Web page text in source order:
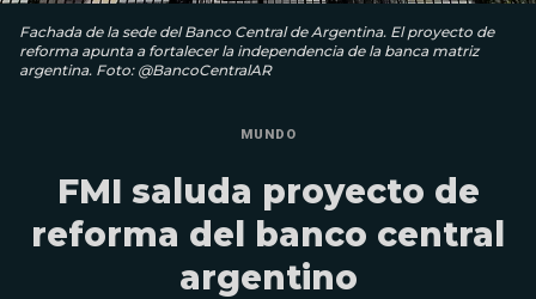
Fachada de la sede del Banco Central de Argentina. El proyecto de
reforma apunta a fortalecer la independencia de la banca matriz
argentina. Foto: @BancoCentralAR
MUNDO
FMI saluda proyecto de
reforma del banco central
argentino